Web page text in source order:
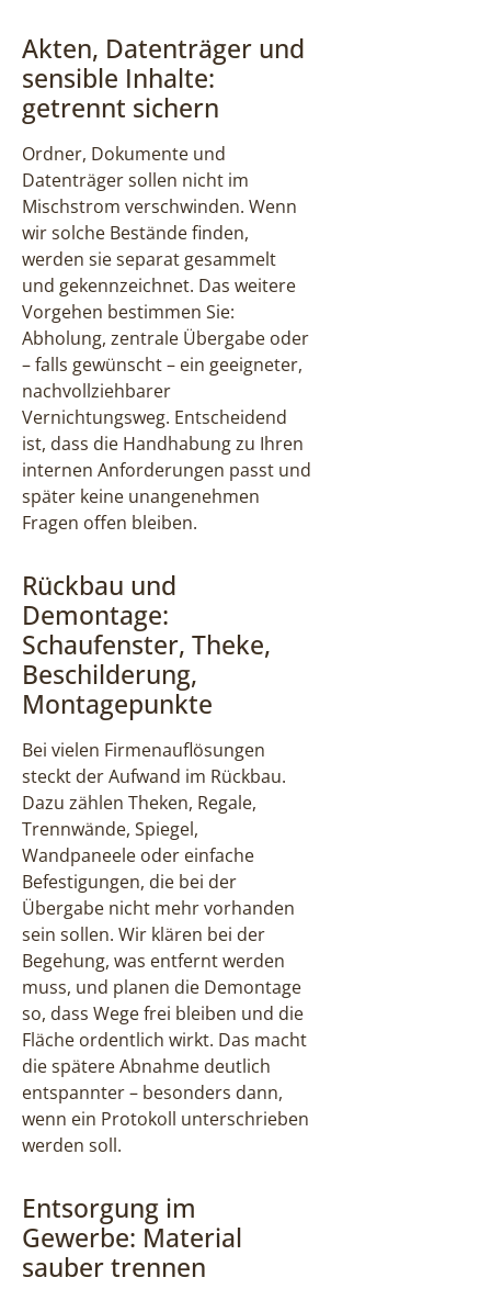
Akten, Datenträger und
sensible Inhalte:
getrennt sichern
Ordner, Dokumente und
Datenträger sollen nicht im
Mischstrom verschwinden. Wenn
wir solche Bestände finden,
werden sie separat gesammelt
und gekennzeichnet. Das weitere
Vorgehen bestimmen Sie:
Abholung, zentrale Übergabe oder
– falls gewünscht – ein geeigneter,
nachvollziehbarer
Vernichtungsweg. Entscheidend
ist, dass die Handhabung zu Ihren
internen Anforderungen passt und
später keine unangenehmen
Fragen offen bleiben.
Rückbau und
Demontage:
Schaufenster, Theke,
Beschilderung,
Montagepunkte
Bei vielen Firmenauflösungen
steckt der Aufwand im Rückbau.
Dazu zählen Theken, Regale,
Trennwände, Spiegel,
Wandpaneele oder einfache
Befestigungen, die bei der
Übergabe nicht mehr vorhanden
sein sollen. Wir klären bei der
Begehung, was entfernt werden
muss, und planen die Demontage
so, dass Wege frei bleiben und die
Fläche ordentlich wirkt. Das macht
die spätere Abnahme deutlich
entspannter – besonders dann,
wenn ein Protokoll unterschrieben
werden soll.
Entsorgung im
Gewerbe: Material
sauber trennen